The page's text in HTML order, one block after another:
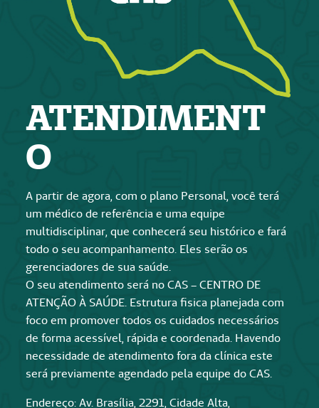
ATENDIMENT
O
A partir de agora, com o plano Personal, você terá
um médico de referência e uma equipe
multidisciplinar, que conhecerá seu histórico e fará
todo o seu acompanhamento. Eles serão os
gerenciadores de sua saúde.
O seu atendimento será no CAS – CENTRO DE
ATENÇÃO À SAÚDE. Estrutura fisica planejada com
foco em promover todos os cuidados necessários
de forma acessível, rápida e coordenada. Havendo
necessidade de atendimento fora da clínica este
será previamente agendado pela equipe do CAS.
Endereço: Av. Brasília, 2291, Cidade Alta,